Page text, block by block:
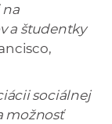
na
a študentky
sociálnej
možnosť